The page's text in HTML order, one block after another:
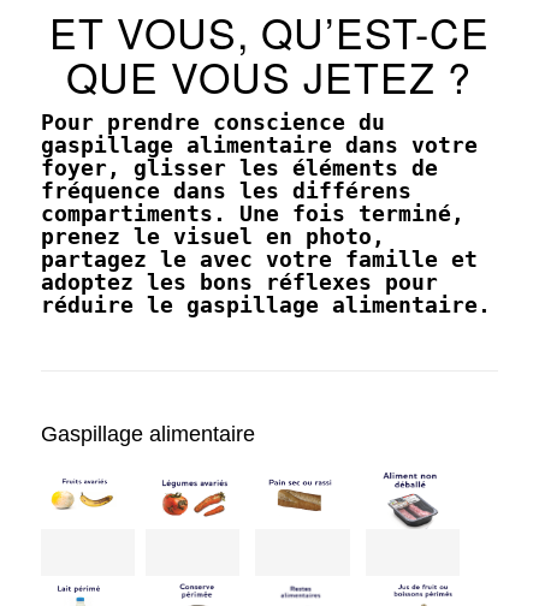
ET VOUS, QU’EST-CE
QUE VOUS JETEZ ?
Pour prendre conscience du
gaspillage alimentaire dans votre
foyer, glisser les éléments de
fréquence dans les différens
compartiments. Une fois terminé,
prenez le visuel en photo,
partagez le avec votre famille et
adoptez les bons réflexes pour
réduire le gaspillage alimentaire.